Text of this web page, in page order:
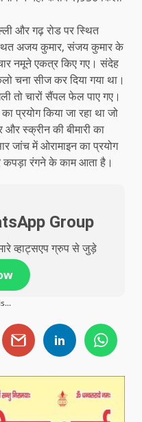
और गढ़ रोड पर स्थित
अजय कुमार, संजय कुमार के
नमूने एकत्र किए गए। संदेह
चना सीज कर दिया गया था।
तो चारों सैंपल फेल पाए गए।
प्रयोग किया जा रहा था जो
स्क्रीन की बीमारी का
जांच में ओरामाइन का प्रयोग
रंगने के काम आता है।
Group
व्हाट्सएप ग्रुप से जुड़े